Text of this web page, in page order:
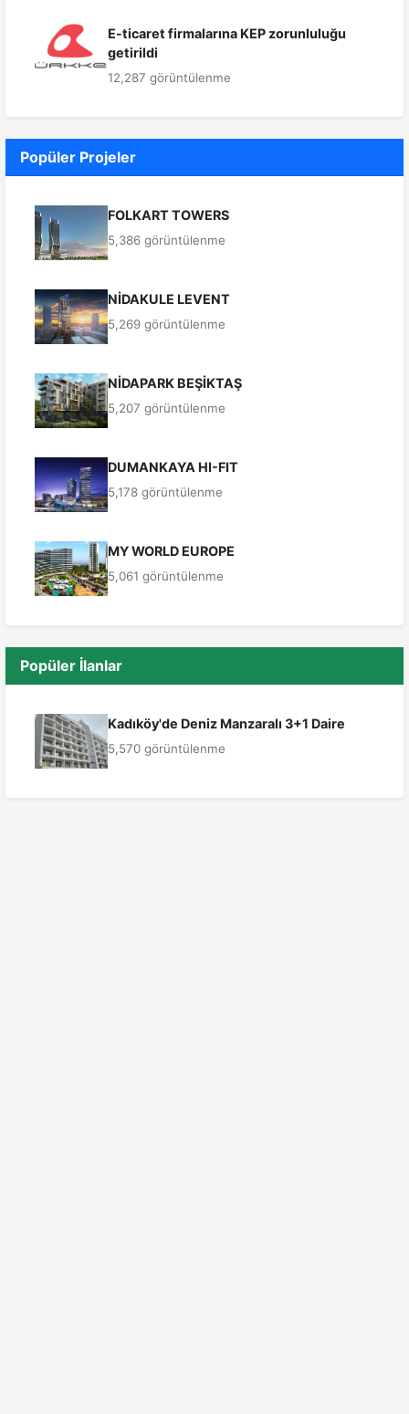
E-ticaret firmalarına KEP zorunluluğu
getirildi
12,287 görüntülenme
Popüler Projeler
FOLKART TOWERS
5,386 görüntülenme
NİDAKULE LEVENT
5,269 görüntülenme
NİDAPARK BEŞİKTAŞ
5,207 görüntülenme
DUMANKAYA HI-FIT
5,178 görüntülenme
MY WORLD EUROPE
5,061 görüntülenme
Popüler İlanlar
Kadıköy'de Deniz Manzaralı 3+1 Daire
5,570 görüntülenme